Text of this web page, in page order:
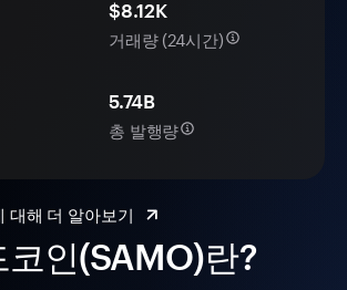
코인(SAMO)란?
$8.12K
거래량 (24시간)
5.74B
총 발행량
해 더 알아보기